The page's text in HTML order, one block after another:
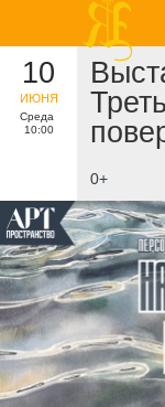
10
ИЮНЯ
Среда
10:00
0+